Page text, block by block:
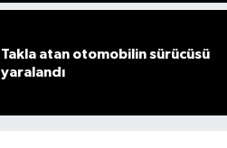
Takla atan otomobilin sürücüsü
yaralandı